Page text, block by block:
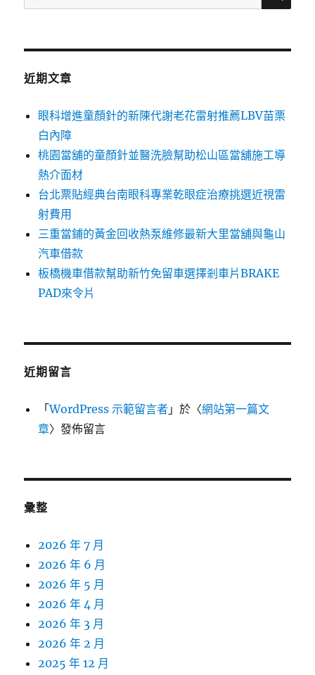
尋
鍵
近期文章
眼科增進童顏針的新陳代謝老花雷射推薦LBV苗栗
白內障
桃園當舖的童顏針並醫洗臉幫助松山區當舖施工導
熱介面材
台北票貼經典台南眼科專業乾眼症治療挑選近視雷
射費用
三重當鋪的黃金回收熱泵維修最新大里當舖與龜山
汽車借款
板橋機車借款幫助新竹免留車選擇剎車片BRAKE
PAD來令片
近期留言
「WordPress 示範留言者 」於〈網站第一篇文
章〉發佈留言
彙整
2026 年 7 月
2026 年 6 月
2026 年 5 月
2026 年 4 月
2026 年 3 月
2026 年 2 月
2025 年 12 月